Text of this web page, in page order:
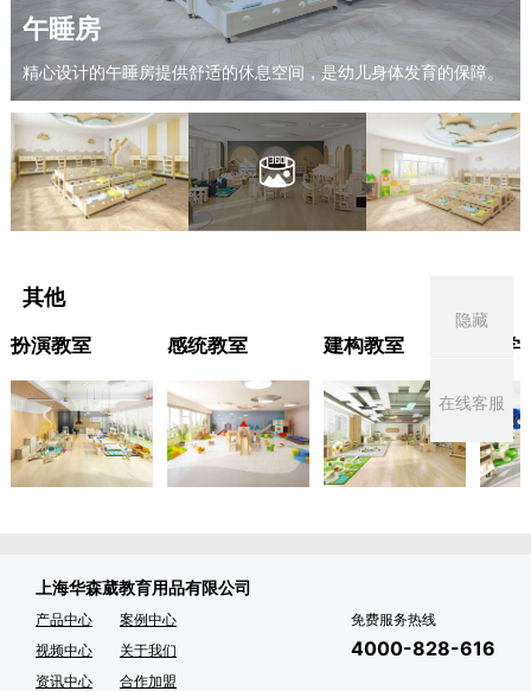
午睡房
精心设计的午睡房提供舒适的休息空间，是幼儿身体发育的保障。
其他
扮演教室 感统教室 建构教室 科学
隐藏
在线客服
上海华森葳教育用品有限公司
产品中心
视频中心
资讯中心
案例中心
关于我们
合作加盟
免费服务热线
4000-828-616